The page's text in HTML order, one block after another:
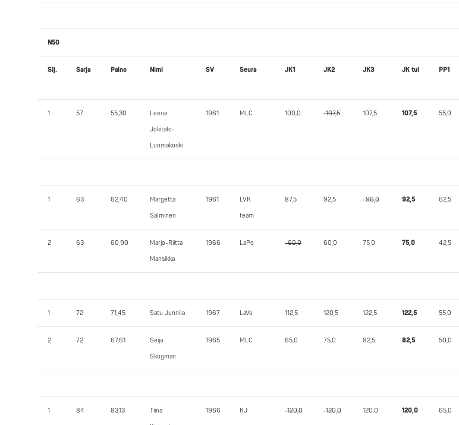
N50
Sij. Sarja Paino Nimi SV Seura JK1 JK2 JK3 JK tul PP1
1 57 55,30 Leena
Jokitalo-
Luomakoski
1961 MLC 100,0 -107,5 107,5 107,5 55,0
1 63 62,40 Margetta
Salminen
1961 LVK
team
87,5 92,5 -96,0 92,5 62,5
2 63 60,90 Marjo-Riitta
Mansikka
1966 LaPo -60,0 60,0 75,0 75,0 42,5
1 72 71,45 Satu Junnila 1967 LaVo 112,5 120,5 122,5 122,5 55,0
2 72 67,61 Seija
Skogman
1965 MLC 65,0 75,0 82,5 82,5 50,0
1 84 83,13 Tiina 1966 KJ -120,0 -120,0 120,0 120,0 65,0